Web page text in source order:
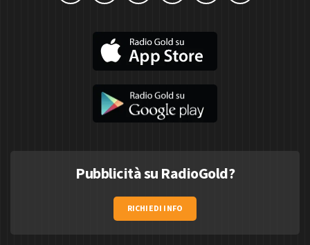
Pubblicità su RadioGold?
RICHIEDI INFO